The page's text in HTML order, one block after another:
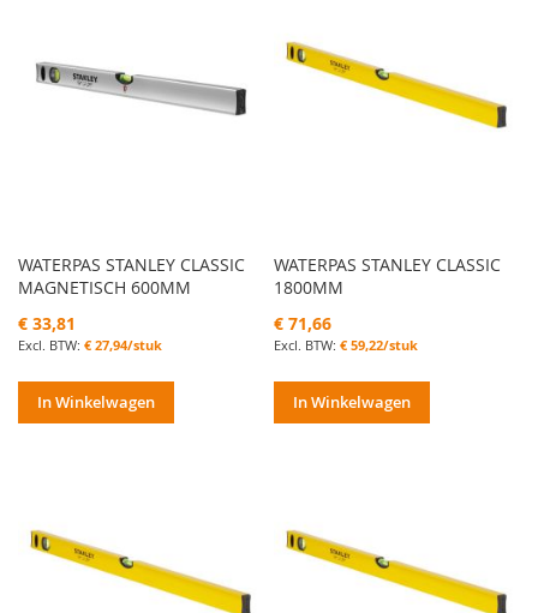
WATERPAS STANLEY CLASSIC
MAGNETISCH 600MM
€ 33,81
€ 27,94/stuk
In Winkelwagen
WATERPAS STANLEY CLASSIC
1800MM
€ 71,66
€ 59,22/stuk
In Winkelwagen